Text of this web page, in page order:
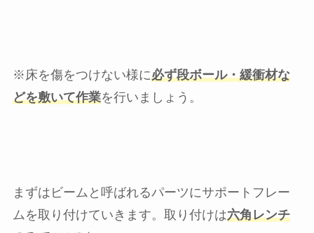
※床を傷をつけない様に必ず段ボール・緩衝材な
どを敷いて作業を行いましょう。
まずはビームと呼ばれるパーツにサポートフレー
ムを取り付けていきます。取り付けは六角レンチ